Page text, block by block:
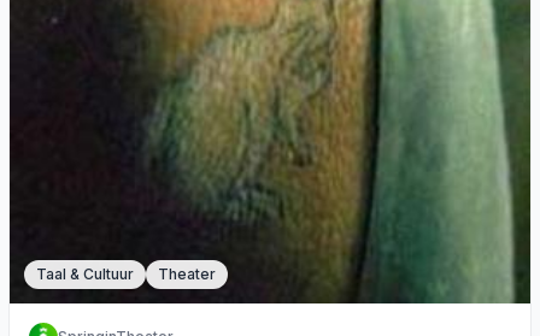
Taal & Cultuur Theater